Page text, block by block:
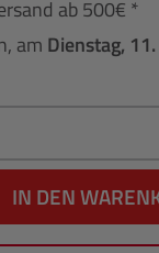
ab 500€ *
am Dienstag,
IN DEN